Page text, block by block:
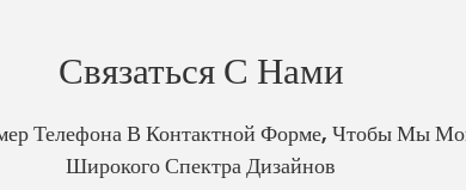
Связаться С Нами
Телефона В Контактной Форме, Чтобы Мы
Широкого Спектра Дизайнов